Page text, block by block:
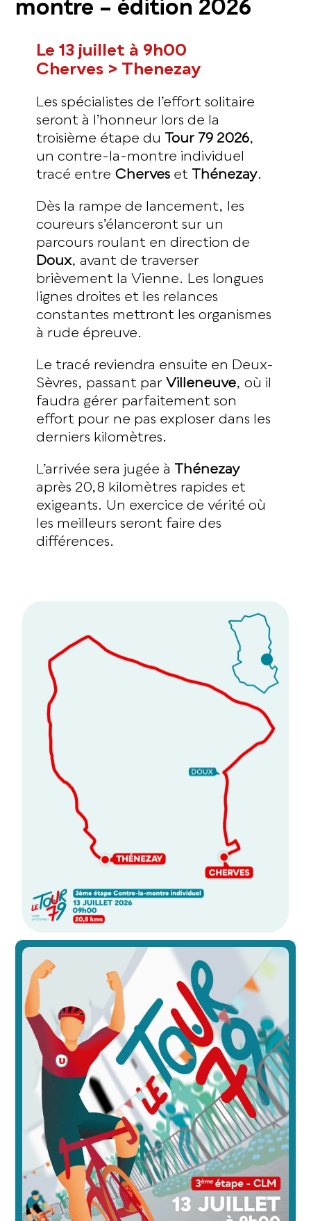
montre – édition 2026
Le 13 juillet à 9h00
Cherves > Thenezay
Les spécialistes de l’effort solitaire
seront à l’honneur lors de la
troisième étape du Tour 79 2026,
un contre-la-montre individuel
tracé entre Cherves et Thénezay.
Dès la rampe de lancement, les
coureurs s’élanceront sur un
parcours roulant en direction de
Doux, avant de traverser
brièvement la Vienne. Les longues
lignes droites et les relances
constantes mettront les organismes
à rude épreuve.
Le tracé reviendra ensuite en Deux-
Sèvres, passant par Villeneuve, où il
faudra gérer parfaitement son
effort pour ne pas exploser dans les
derniers kilomètres.
L’arrivée sera jugée à Thénezay
après 20,8 kilomètres rapides et
exigeants. Un exercice de vérité où
les meilleurs seront faire des
différences.